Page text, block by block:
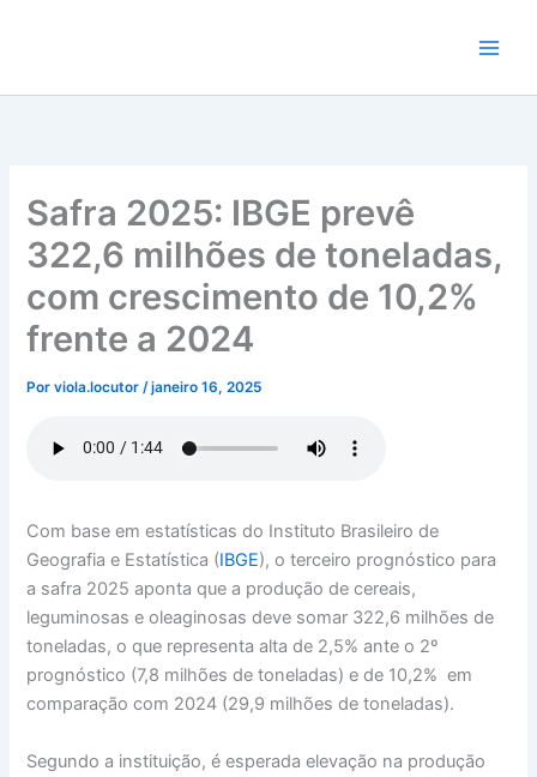
conteúdo
Safra 2025: IBGE prevê
322,6 milhões de toneladas,
com crescimento de 10,2%
frente a 2024
Porviola.locutor/janeiro 16, 2025
Com base em estatísticas do Instituto Brasileiro de
Geografia e Estatística (IBGE), o terceiro prognóstico para
a safra 2025 aponta que a produção de cereais,
leguminosas e oleaginosas deve somar 322,6 milhões de
toneladas, o que representa alta de 2,5% ante o 2º
prognóstico (7,8 milhões de toneladas) e de 10,2% em
comparação com 2024 (29,9 milhões de toneladas).
Segundo a instituição, é esperada elevação na produção